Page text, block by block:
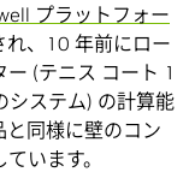
プラットフォー
れ、10 年前にロー
(テニス コート 1
システム) の計算能
同様に壁のコン
います。